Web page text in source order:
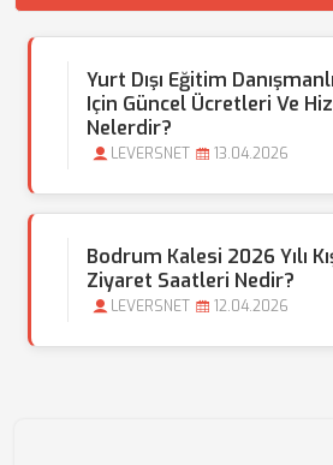
Yurt Dışı Eğitim
Için Güncel Ücretleri Ve
Nelerdir?
LEVERSNET 13.04.2026
Bodrum Kalesi 2026 Yılı
Ziyaret Saatleri Nedir?
LEVERSNET 12.04.2026